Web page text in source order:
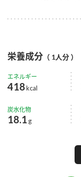
栄養成分 （ 1人分 ）
エネルギー
418kcal
炭水化物
18.1 g